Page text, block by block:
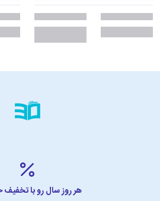
هر روز سال رو با تخفیف